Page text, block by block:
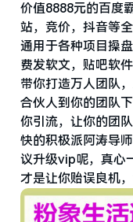
价值8888元的百度
站，竞价，抖音等
通用于各种项目操
费发软文，贴吧软
带你打造万人团队
合伙人到你的团队
你引流，让你的团
快的积极派阿涛导
议升级vip呢，真心
才是让你贻误良机